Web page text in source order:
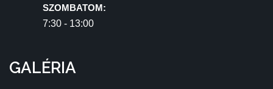
SZOMBATOM:
7:30 - 13:00
GALÉRIA